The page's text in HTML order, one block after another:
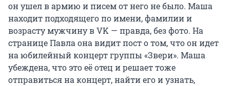
он ушел в армию и писем от него не было. Маша
находит подходящего по имени, фамилии и
возрасту мужчину в VK — правда, без фото. На
странице Павла она видит пост о том, что он идет
на юбилейный концерт группы «Звери». Маша
убеждена, что это её отец и решает тоже
отправиться на концерт, найти его и узнать,